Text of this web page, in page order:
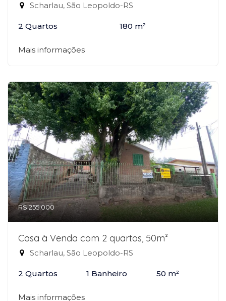
Scharlau, São Leopoldo-RS
2 Quartos 180 m²
Mais informações
R$ 255.000
Casa à Venda com 2 quartos, 50m²
Scharlau, São Leopoldo-RS
2 Quartos 1 Banheiro 50 m²
Mais informações